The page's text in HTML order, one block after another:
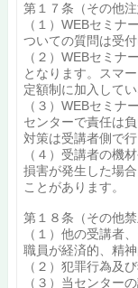
第１７条（その他注
（１）WEBセミナ
ついての質問は受付
（２）WEBセミナ
となります。スマ
定額制に加入して
（３）WEBセミナ
センターで責任は
対策は受講者側で行
（４）受講者の機
損害が発生した場
ことがあります。
第１８条（その他禁
（１）他の受講者
職員が経済的、精
（２）犯罪行為及
（３）当センター